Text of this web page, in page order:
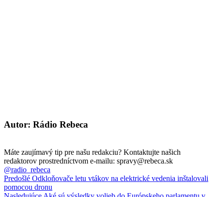
Autor: Rádio Rebeca
Máte zaujímavý tip pre našu redakciu? Kontaktujte našich
redaktorov prostredníctvom e-mailu: spravy@rebeca.sk
@radio_rebeca
Predošlé Odkloňovače letu vtákov na elektrické vedenia inštalovali
pomocou dronu